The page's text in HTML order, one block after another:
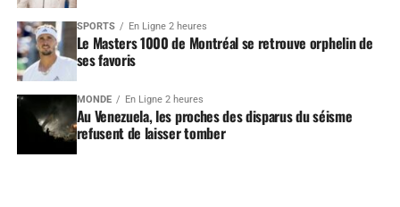
SPORTS En Ligne 2 heures
Le Masters 1000 de Montréal se retrouve orphelin de
ses favoris
MONDE En Ligne 2 heures
Au Venezuela, les proches des disparus du séisme
refusent de laisser tomber